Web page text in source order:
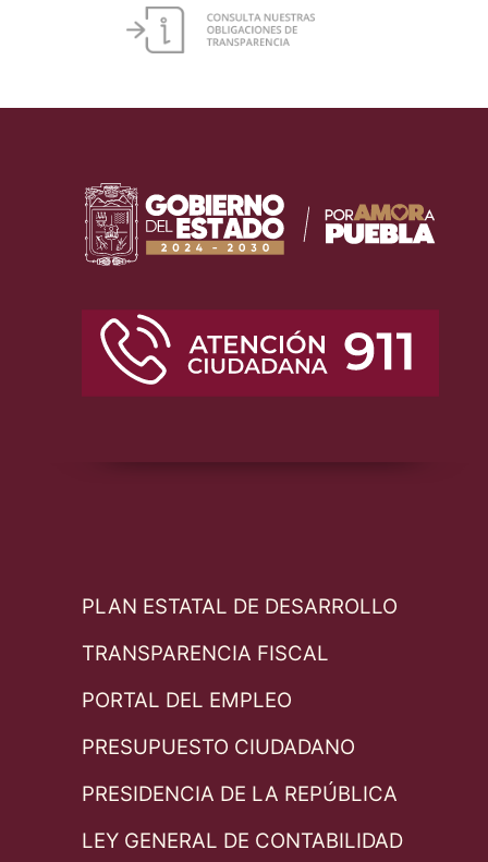
PLAN ESTATAL DE DESARROLLO
TRANSPARENCIA FISCAL
PORTAL DEL EMPLEO
PRESUPUESTO CIUDADANO
PRESIDENCIA DE LA REPÚBLICA
LEY GENERAL DE CONTABILIDAD